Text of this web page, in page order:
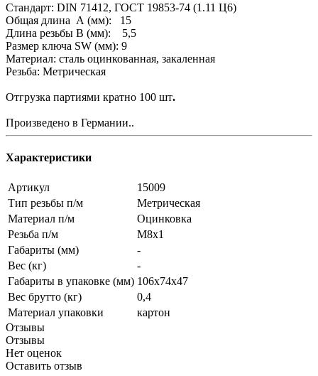
Стандарт: DIN 71412, ГОСТ 19853-74 (1.11 Ц6)
Общая длина А (мм): 15
Длина резьбы В (мм): 5,5
Размер ключа SW (мм): 9
Материал: сталь оцинкованная, закаленная
Резьба: Метрическая
Отгрузка партиями кратно 100 шт.
Произведено в Германии..
Характеристики
Артикул
15009
Тип резьбы п/м
Метрическая
Материал п/м
Оцинковка
Резьба п/м
M8x1
Габариты (мм)
-
Вес (кг)
-
Габариты в упаковке (мм) 106x74x47
Вес брутто (кг)
0,4
Материал упаковки
картон
Отзывы
Отзывы
Нет оценок
Оставить отзыв